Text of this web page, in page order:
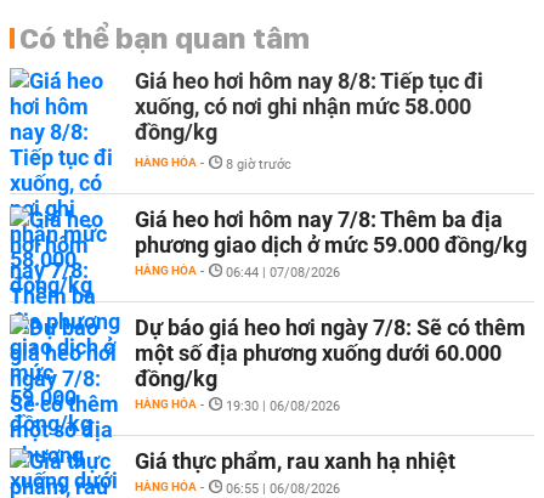
Có thể bạn quan tâm
Giá heo hơi hôm nay 8/8: Tiếp tục đi
xuống, có nơi ghi nhận mức 58.000
đồng/kg
HÀNG HÓA - 8 giờ trước
Giá heo hơi hôm nay 7/8: Thêm ba địa
phương giao dịch ở mức 59.000 đồng/kg
HÀNG HÓA - 06:44 | 07/08/2026
Dự báo giá heo hơi ngày 7/8: Sẽ có thêm
một số địa phương xuống dưới 60.000
đồng/kg
HÀNG HÓA - 19:30 | 06/08/2026
Giá thực phẩm, rau xanh hạ nhiệt
HÀNG HÓA - 06:55 | 06/08/2026